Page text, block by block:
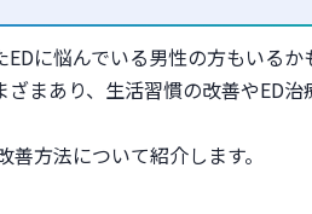
に悩んでいる男性の方もいるか
まあり、生活習慣の改善やED
方法について紹介します。